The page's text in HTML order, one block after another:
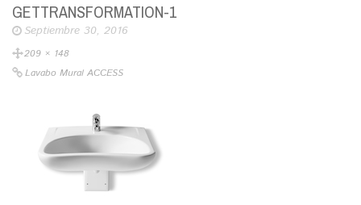
GETTRANSFORMATION-1
Septiembre 30, 2016
209 × 148
Lavabo Mural ACCESS